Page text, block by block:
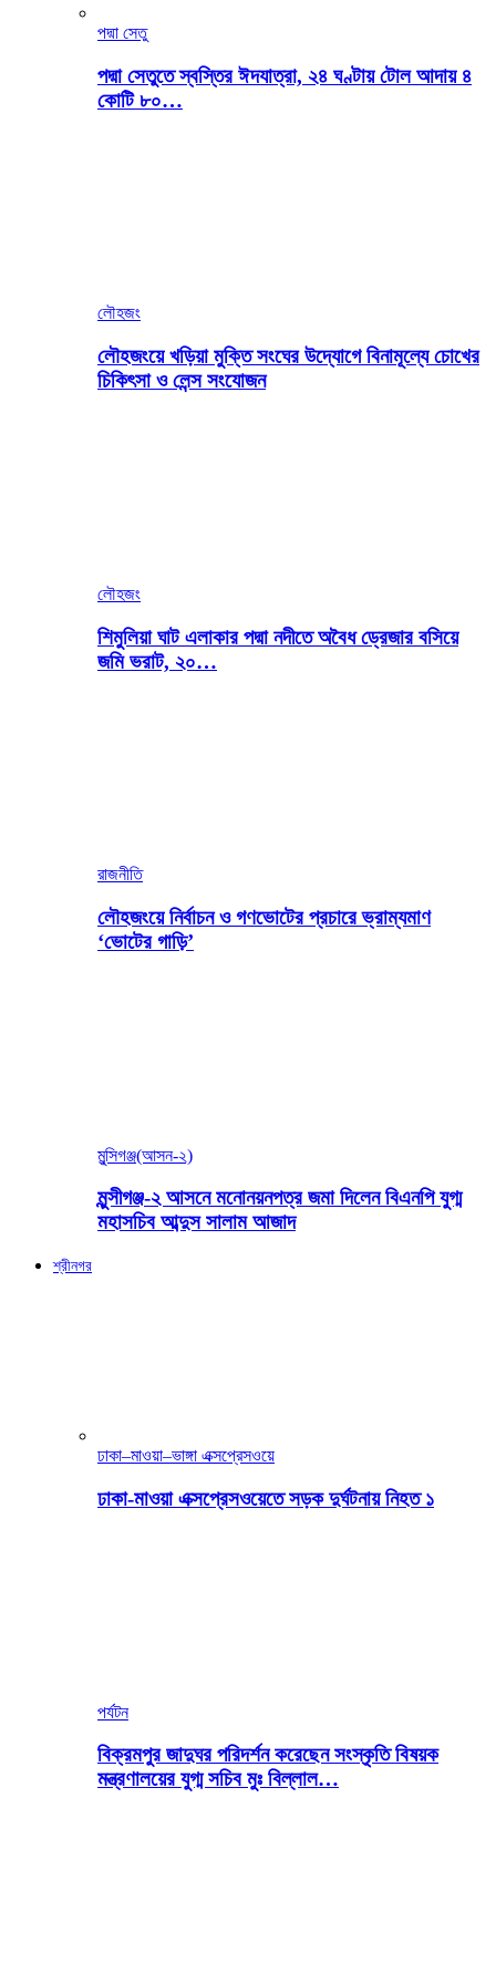
পদ্মা সেতু
পদ্মা সেতুতে স্বস্তির ঈদযাত্রা, ২৪ ঘণ্টায় টোল আদায় ৪
কোটি ৮০…
লৌহজং
লৌহজংয়ে খড়িয়া মুক্তি সংঘের উদ্যোগে বিনামূল্যে চোখের
চিকিৎসা ও লেন্স সংযোজন
লৌহজং
শিমুলিয়া ঘাট এলাকার পদ্মা নদীতে অবৈধ ড্রেজার বসিয়ে
জমি ভরাট, ২০…
রাজনীতি
লৌহজংয়ে নির্বাচন ও গণভোটের প্রচারে ভ্রাম্যমাণ
‘ভোটের গাড়ি’
মুন্সিগঞ্জ(আসন-২)
মুন্সীগঞ্জ-২ আসনে মনোনয়নপত্র জমা দিলেন বিএনপি যুগ্ম
মহাসচিব আব্দুস সালাম আজাদ
শ্রীনগর
ঢাকা–মাওয়া–ভাঙ্গা এক্সপ্রেসওয়ে
ঢাকা-মাওয়া এক্সপ্রেসওয়েতে সড়ক দুর্ঘটনায় নিহত ১
পর্যটন
বিক্রমপুর জাদুঘর পরিদর্শন করেছেন সংস্কৃতি বিষয়ক
মন্ত্রণালয়ের যুগ্ম সচিব মুঃ বিল্লাল…